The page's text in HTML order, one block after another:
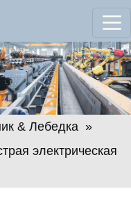
& Лебедка »
электрическая